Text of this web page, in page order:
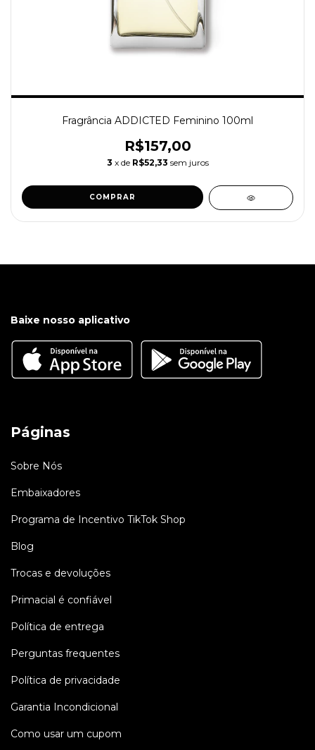
Fragrância ADDICTED Feminino 100ml
R$157,00
3 x de R$52,33 sem juros
COMPRAR
Baixe nosso aplicativo
Páginas
Sobre Nós
Embaixadores
Programa de Incentivo TikTok Shop
Blog
Trocas e devoluções
Primacial é confiável
Política de entrega
Perguntas frequentes
Política de privacidade
Garantia Incondicional
Como usar um cupom